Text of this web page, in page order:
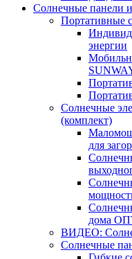
Солнечные панели
Портативные
энергии
Солнечные
(комплект)
для
дома
ВИДЕО:
Солнечные